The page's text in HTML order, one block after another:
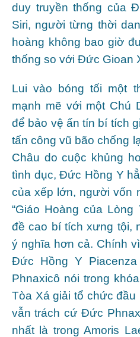
duy truyền thống của
Siri, người từng thời
hoàng không bao giờ
thống so với Đức Gioan
Lui vào bóng tối một
mạnh mẽ với một Chú
để bảo vệ ấn tín bí tích
tấn công vũ bão chống
Châu do cuộc khủng
tình dục, Đức Hồng Y
của xếp lớn, người vốn
“Giáo Hoàng của
đề cao bí tích xưng tội,
ý nghĩa hơn cả. Chính
Đức Hồng Y
Phnaxicô nói trong
Tòa Xá giải tổ chức
vẫn trách cứ Đức
nhất là trong Amoris